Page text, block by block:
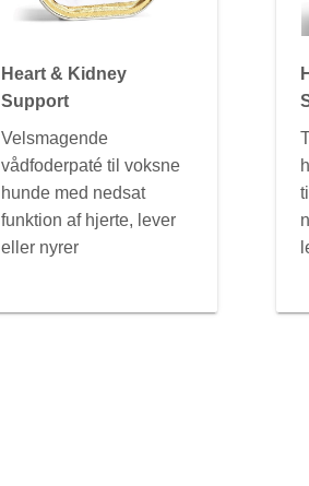
Heart & Kidney
Support
Velsmagende
vådfoderpaté til voksne
hunde med nedsat
funktion af hjerte, lever
eller nyrer